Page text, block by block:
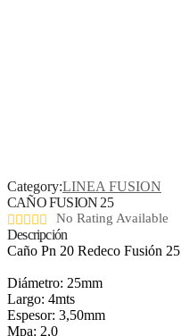
Category:LINEA FUSION
CAÑO FUSION 25
No Rating Available
Descripción
Caño Pn 20 Redeco Fusión 25
Diámetro: 25mm
Largo: 4mts
Espesor: 3,50mm
Mpa: 2,0